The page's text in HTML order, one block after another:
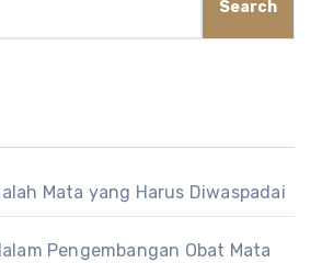
Search
Mata yang Harus Diwaspadai
Pengembangan Obat Mata